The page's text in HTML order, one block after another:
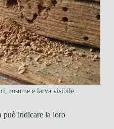
rosume e larva visibile.
può indicare la loro